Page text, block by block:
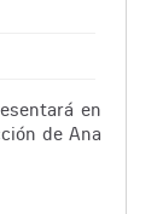
en
de Ana